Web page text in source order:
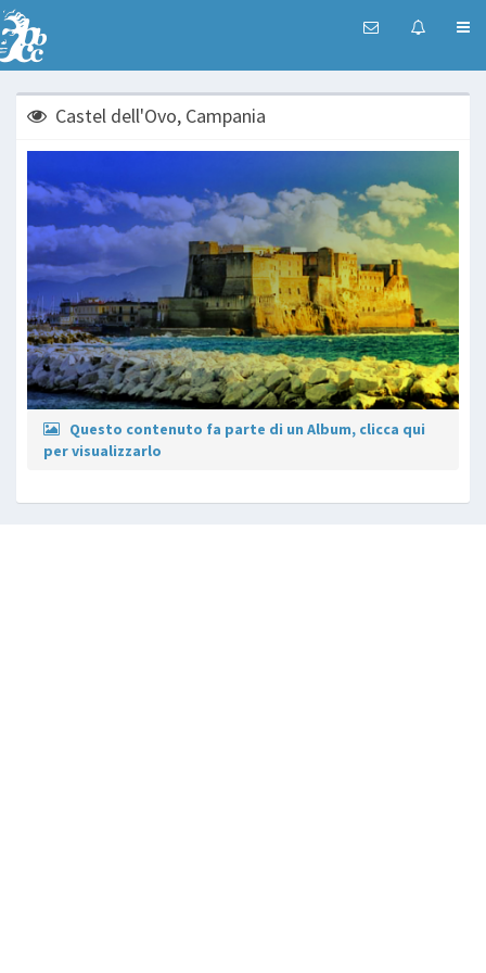
Castel dell'Ovo, Campania
Questo contenuto fa parte di un Album, clicca qui
per visualizzarlo